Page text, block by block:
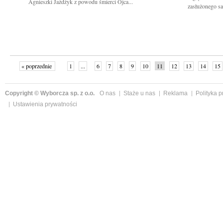
zasłużonego
« poprzednie 1 ... 6 7 8 9 10 11 12 13 14 15
Copyright © Wyborcza sp. z o.o. O nas Staże u nas Reklama
Polityka
Ustawienia prywatności